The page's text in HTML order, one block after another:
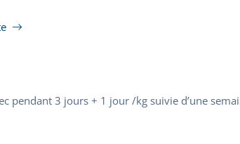
pendant 3 jours + 1 jour /kg suivie d’une